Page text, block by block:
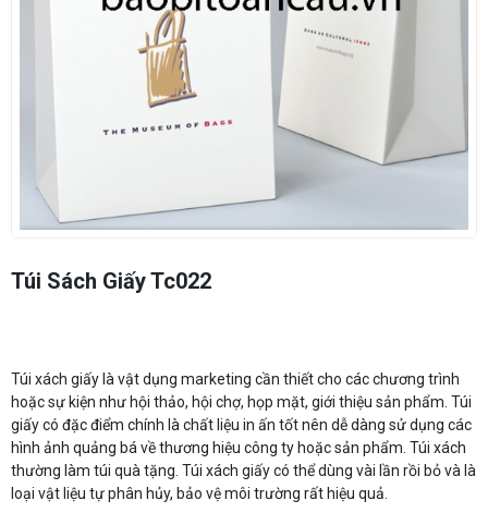
Túi Sách Giấy Tc022
Túi xách giấy là vật dụng marketing cần thiết cho các chương trình
hoặc sự kiện như hội thảo, hội chợ, họp mặt, giới thiệu sản phẩm. Túi
giấy có đặc điểm chính là chất liệu in ấn tốt nên dễ dàng sử dụng các
hình ảnh quảng bá về thương hiệu công ty hoặc sản phẩm. Túi xách
thường làm túi quà tặng. Túi xách giấy có thể dùng vài lần rồi bỏ và là
loại vật liệu tự phân hủy, bảo vệ môi trường rất hiệu quả.